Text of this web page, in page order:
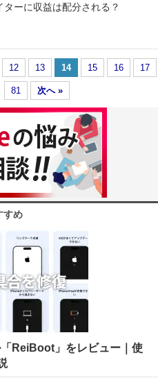
ターに収益は配分される？
12 13 14 15 16 17
81 次へ »
すめ
ReiBoot」をレビュー｜使